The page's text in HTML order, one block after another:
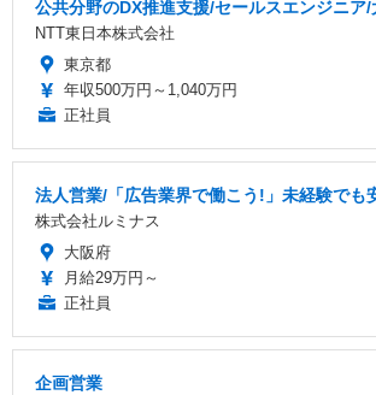
公共分野のDX推進支援/セールスエンジニア
NTT東日本株式会社
東京都
年収500万円～1,040万円
正社員
法人営業/「広告業界で働こう!」未経験で
株式会社ルミナス
大阪府
月給29万円～
正社員
企画営業